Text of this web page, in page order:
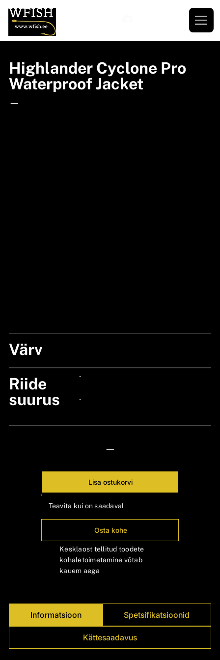
Värv
Riide
suurus
—
Lisa ostukorvi
Teavita kui on saadaval
Osta kohe
Kesklaost tellitud toodete
kohaletoimetamine võtab
kauem aega
Informatsioon Spetsifikatsioonid
Kättesaadavus
Highlander Cyclone Pro
Waterproof Jacket
—